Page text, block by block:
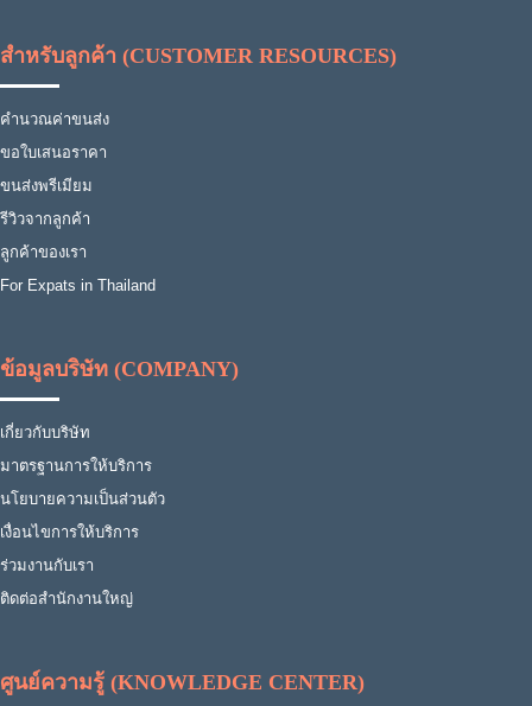
สำหรับลูกค้า (CUSTOMER RESOURCES)
คำนวณค่าขนส่ง
ขอใบเสนอราคา
ขนส่งพรีเมียม
รีวิวจากลูกค้า
ลูกค้าของเรา
For Expats in Thailand
ข้อมูลบริษัท (COMPANY)
เกี่ยวกับบริษัท
มาตรฐานการให้บริการ
นโยบายความเป็นส่วนตัว
เงื่อนไขการให้บริการ
ร่วมงานกับเรา
ติดต่อสำนักงานใหญ่
ศูนย์ความรู้ (KNOWLEDGE CENTER)